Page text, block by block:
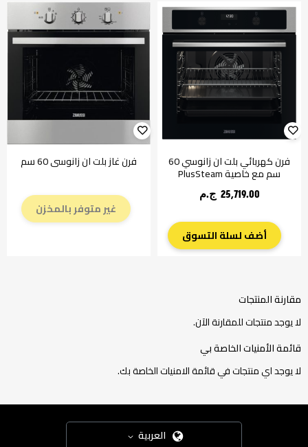
فرن كهربائي بلت ان زانوسي 60
سم مع خاصية PlusSteam
25,719.00 ج.م‏
أضف لسلة التسوق
فرن غاز بلت ان زانوسي 60 سم
غير متوفر بالمخزن
مقارنة المنتجات
لا يوجد منتجات للمقارنة الآن.
قائمة الأمنيات الخاصة بي
لا يوجد اي منتجات في قائمة الامنيات الخاصة بك.
العربية